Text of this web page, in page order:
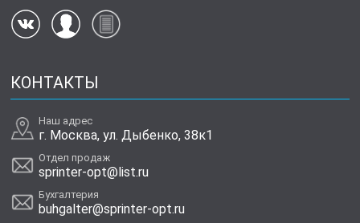
КОНТАКТЫ
Наш адрес
г. Москва, ул. Дыбенко, 38к1
Отдел продаж
sprinter-opt@list.ru
Бухгалтерия
buhgalter@sprinter-opt.ru